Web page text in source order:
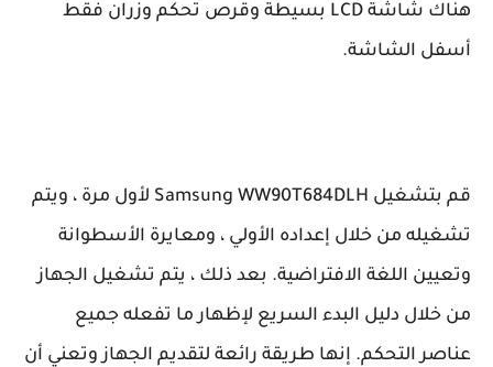
هناك شاشة LCD بسيطة وقرص تحكم وزران فقط
أسفل الشاشة.
قم بتشغيل Samsung WW90T684DLH لأول مرة ، ويتم
تشغيله من خلال إعداده الأولي ، ومعايرة الأسطوانة
وتعيين اللغة الافتراضية. بعد ذلك ، يتم تشغيل الجهاز
من خلال دليل البدء السريع لإظهار ما تفعله جميع
عناصر التحكم. إنها طريقة رائعة لتقديم الجهاز وتعني أن